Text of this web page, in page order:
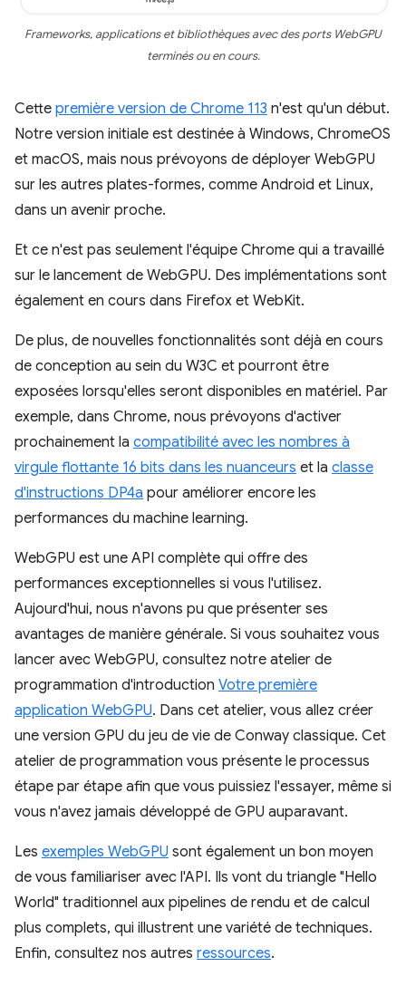
Frameworks, applications et bibliothèques avec des ports WebGPU
terminés ou en cours.
Cette première version de Chrome 113 n'est qu'un début.
Notre version initiale est destinée à Windows, ChromeOS
et macOS, mais nous prévoyons de déployer WebGPU
sur les autres plates-formes, comme Android et Linux,
dans un avenir proche.
Et ce n'est pas seulement l'équipe Chrome qui a travaillé
sur le lancement de WebGPU. Des implémentations sont
également en cours dans Firefox et WebKit.
De plus, de nouvelles fonctionnalités sont déjà en cours
de conception au sein du W3C et pourront être
exposées lorsqu'elles seront disponibles en matériel. Par
exemple, dans Chrome, nous prévoyons d'activer
prochainement la compatibilité avec les nombres à
virgule flottante 16 bits dans les nuanceurs et la classe
d'instructions DP4a pour améliorer encore les
performances du machine learning.
WebGPU est une API complète qui offre des
performances exceptionnelles si vous l'utilisez.
Aujourd'hui, nous n'avons pu que présenter ses
avantages de manière générale. Si vous souhaitez vous
lancer avec WebGPU, consultez notre atelier de
programmation d'introduction Votre première
application WebGPU. Dans cet atelier, vous allez créer
une version GPU du jeu de vie de Conway classique. Cet
atelier de programmation vous présente le processus
étape par étape afin que vous puissiez l'essayer, même si
vous n'avez jamais développé de GPU auparavant.
Les exemples WebGPU sont également un bon moyen
de vous familiariser avec l'API. Ils vont du triangle "Hello
World" traditionnel aux pipelines de rendu et de calcul
plus complets, qui illustrent une variété de techniques.
Enfin, consultez nos autres ressources.